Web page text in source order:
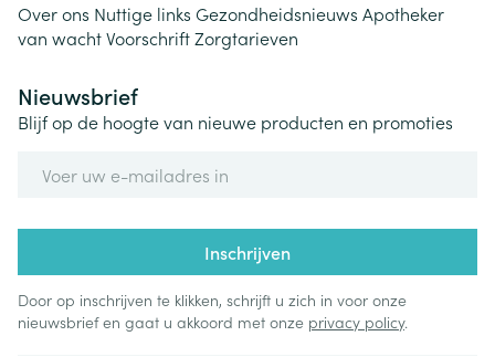
Over ons Nuttige links Gezondheidsnieuws Apotheker
van wachtVoorschriftZorgtarieven
Nieuwsbrief
Blijf op de hoogte van nieuwe producten en promoties
Inschrijven
Door op inschrijven te klikken, schrijft u zich in voor onze
nieuwsbrief en gaat u akkoord met onze privacy policy.